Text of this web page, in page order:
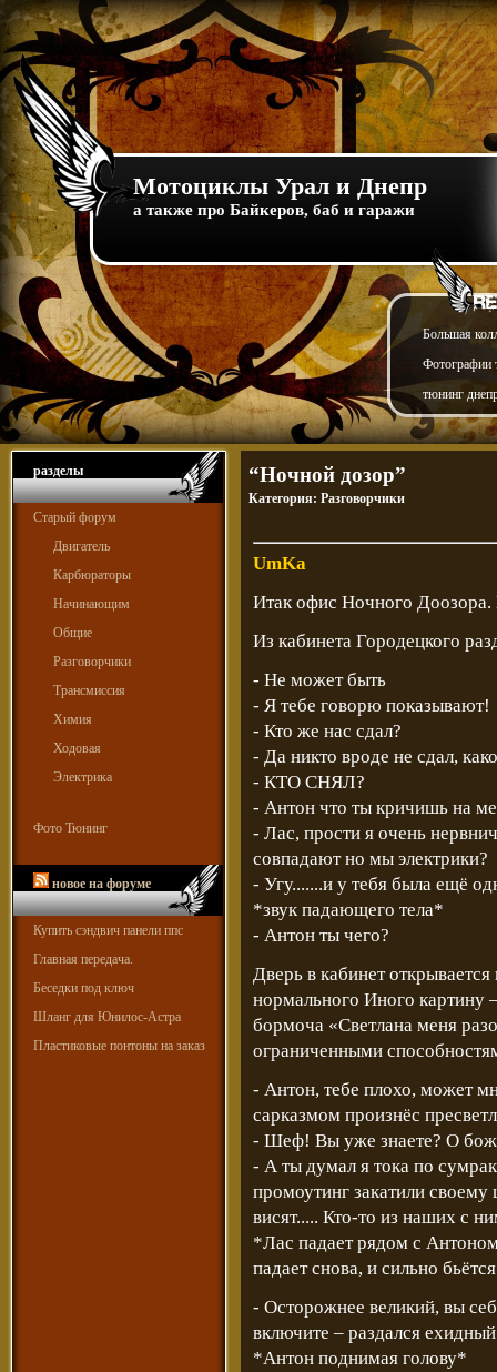
Мотоциклы Урал и Днепр
а также про Байкеров, баб и гаражи
Большая
Фотографии
тюнинг
разделы
Старый форум
Двигатель
Карбюраторы
Начинающим
Общие
Разговорчики
Трансмиссия
Химия
Ходовая
Электрика
Фото Тюнинг
новое на форуме
Купить сэндвич панели ппс
Главная передача.
Беседки под ключ
Шланг для Юнилос-Астра
Пластиковые понтоны на заказ
“Ночной дозор”
Категория: Разговорчики
UmKa
Итак офис Ночного
Из кабинета Городецкого
- Не может быть
- Я тебе говорю показывают!
- Кто же нас сдал?
- Да никто вроде не сдал,
- КТО СНЯЛ?
- Антон что ты кричишь на
- Лас, прости я очень
совпадают но мы электрики?
- Угу.......и у тебя была ещё
*звук падающего тела*
- Антон ты чего?
Дверь в кабинет
нормального Иного картину
бормоча «Светлана меня
ограниченными
- Антон, тебе плохо, может
сарказмом произнёс
- Шеф! Вы уже знаете? О
- А ты думал я тока по
промоутинг закатили
висят..... Кто-то из наших с
*Лас падает рядом с
падает снова, и сильно
- Осторожнее великий, вы
включите – раздался
*Антон поднимая голову*